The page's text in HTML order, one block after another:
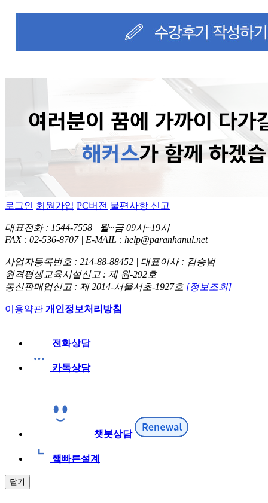
로그인 회원가입 PC버전 불편사항 신고
대표전화 : 1544-7558 | 월~금 09시~19시
FAX : 02-536-8707 | E-MAIL : help@paranhanul.net
사업자등록번호 : 214-88-88452 | 대표이사 : 김승범
원격평생교육시설신고 : 제 원-292호
통신판매업신고 : 제 2014-서울서초-1927호 [정보조회]
이용약관 개인정보처리방침
전화상담
카톡상담
챗봇상담
햌빠른설계
닫기